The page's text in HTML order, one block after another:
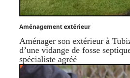
Aménagement extérieur
Aménager son extérieur à
d’une vidange de fosse
spécialiste agréé